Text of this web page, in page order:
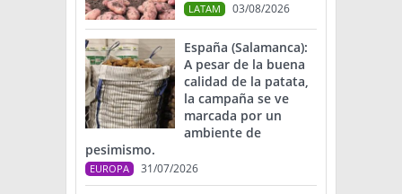
LATAM 03/08/2026
España (Salamanca):
A pesar de la buena
calidad de la patata,
la campaña se ve
marcada por un
ambiente de
pesimismo.
EUROPA 31/07/2026